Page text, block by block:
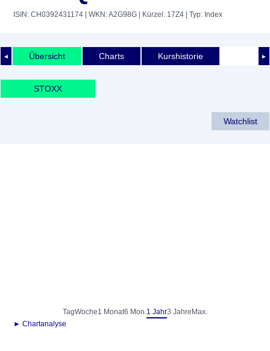
ISIN: CH0392431174 | WKN: A2G98G | Kürzel: 17Z4 | Typ: Index
◄ ►
Übersicht Charts Kurshistorie
STOXX
Watchlist
TagWoche1 Monat6 Mon.1 Jahr3 Jahre Max.
► Chartanalyse